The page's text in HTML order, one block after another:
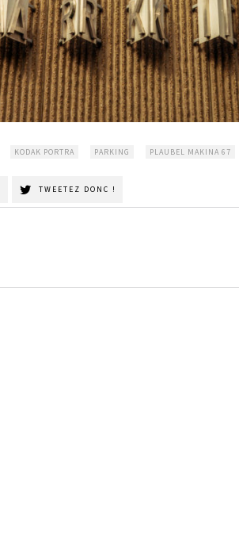
KODAK PORTRA PARKING PLAUBEL MAKINA 67
TWEETEZ DONC !